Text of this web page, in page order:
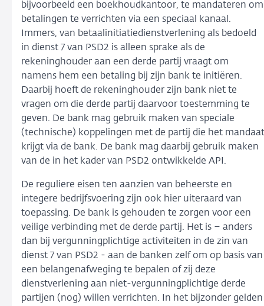
bijvoorbeeld een boekhoudkantoor, te mandateren om
betalingen te verrichten via een speciaal kanaal.
Immers, van betaalinitiatiedienstverlening als bedoeld
in dienst 7 van PSD2 is alleen sprake als de
rekeninghouder aan een derde partij vraagt om
namens hem een betaling bij zijn bank te initiëren.
Daarbij hoeft de rekeninghouder zijn bank niet te
vragen om die derde partij daarvoor toestemming te
geven. De bank mag gebruik maken van speciale
(technische) koppelingen met de partij die het mandaat
krijgt via de bank. De bank mag daarbij gebruik maken
van de in het kader van PSD2 ontwikkelde API.
De reguliere eisen ten aanzien van beheerste en
integere bedrijfsvoering zijn ook hier uiteraard van
toepassing. De bank is gehouden te zorgen voor een
veilige verbinding met de derde partij. Het is – anders
dan bij vergunningplichtige activiteiten in de zin van
dienst 7 van PSD2 - aan de banken zelf om op basis van
een belangenafweging te bepalen of zij deze
dienstverlening aan niet-vergunningplichtige derde
partijen (nog) willen verrichten. In het bijzonder gelden